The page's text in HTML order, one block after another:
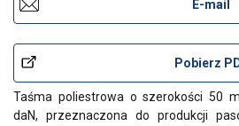
E-mail
Pobierz
Taśma poliestrowa o szerokości 50
daN, przeznaczona do produkcji